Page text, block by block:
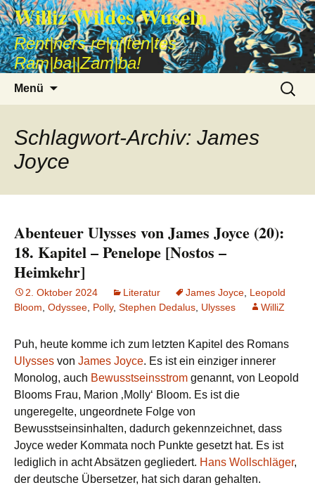
Williz Wildes Wuseln
Rent|ners re|ni|ten|tes
Ram|ba||Zam|ba!
Menü
Suche
nach:
Schlagwort-Archiv: James
Joyce
Abenteuer Ulysses von James Joyce (20):
18. Kapitel – Penelope [Nostos –
Heimkehr]
2. Oktober 2024 Literatur James Joyce Leopold
Bloom Odyssee Polly, Stephen Dedalus Ulysses WilliZ
Puh, heute komme ich zum letzten Kapitel des Romans
Ulysses von James Joyce. Es ist ein einziger innerer
Monolog, auch Bewusstseinsstrom genannt, von Leopold
Blooms Frau, Marion ‚Molly‘ Bloom. Es ist die
ungeregelte, ungeordnete Folge von
Bewusstseinsinhalten, dadurch gekennzeichnet, dass
Joyce weder Kommata noch Punkte gesetzt hat. Es ist
lediglich in acht Absätzen gegliedert. Hans Wollschläger,
der deutsche Übersetzer, hat sich daran gehalten.